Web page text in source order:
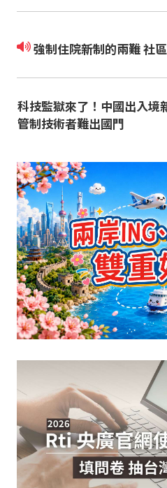
強制住院新制的兩難 社
科技監獄來了！中國出入境
管制技術者難出國門